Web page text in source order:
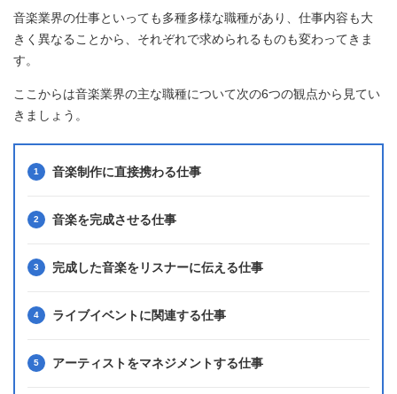
音楽業界の仕事といっても多種多様な職種があり、仕事内容も大
きく異なることから、それぞれで求められるものも変わってきま
す。
ここからは音楽業界の主な職種について次の6つの観点から見てい
きましょう。
音楽制作に直接携わる仕事
音楽を完成させる仕事
完成した音楽をリスナーに伝える仕事
ライブイベントに関連する仕事
アーティストをマネジメントする仕事